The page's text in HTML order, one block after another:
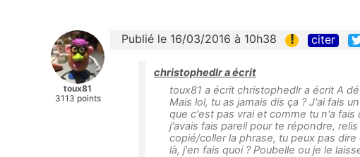
toux81
3113 points
Publié le 16/03/2016 à 10h38 ! citer
christophedlr a écrit
toux81 a écrit christophedlr a écrit A
Mais lol, tu as jamais dis ça ? J'ai fais
que c'est pas vrai et comme tu n'a
j'avais fais pareil pour te répondre,
copié/coller la phrase, tu peux pas
là, j'en fais quoi ? Poubelle ou je le